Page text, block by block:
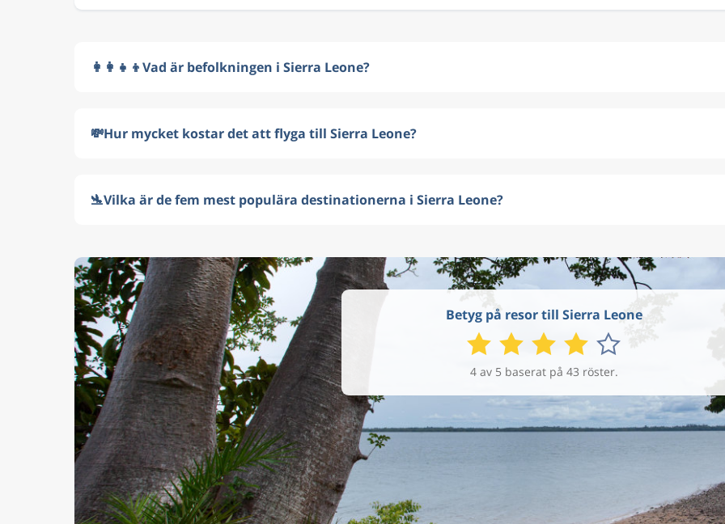
👩‍👩‍👧‍👦Vad är befolkningen i Sierra Leone?
💸Hur mycket kostar det att flyga till Sierra Leone?
🛬Vilka är de fem mest populära destinationerna i Sierra Leone?
Betyg på resor till Sierra Leone
4 av 5 baserat på 43 röster.